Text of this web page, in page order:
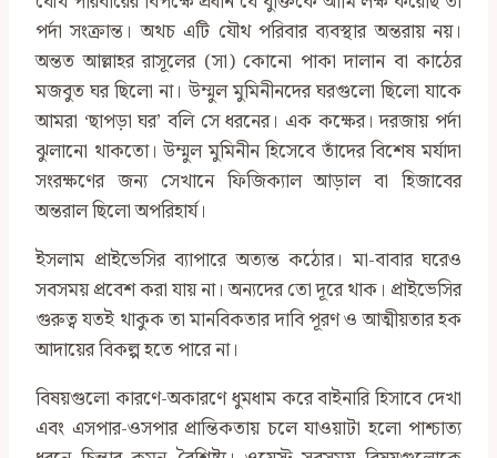
পর্দা সংক্রান্ত। অথচ এটি যৌথ পরিবার ব্যবস্থার অন্তরায় নয়।
অন্তত আল্লাহর রাসূলের (সা) কোনো পাকা দালান বা কাঠের
মজবুত ঘর ছিলো না। উম্মুল মুমিনীনদের ঘরগুলো ছিলো যাকে
আমরা ‘ছাপড়া ঘর’ বলি সে ধরনের। এক কক্ষের। দরজায় পর্দা
ঝুলানো থাকতো। উম্মুল মুমিনীন হিসেবে তাঁদের বিশেষ মর্যাদা
সংরক্ষণের জন্য সেখানে ফিজিক্যাল আড়াল বা হিজাবের
অন্তরাল ছিলো অপরিহার্য।
ইসলাম প্রাইভেসির ব্যাপারে অত্যন্ত কঠোর। মা-বাবার ঘরেও
সবসময় প্রবেশ করা যায় না। অন্যদের তো দূরে থাক। প্রাইভেসির
গুরুত্ব যতই থাকুক তা মানবিকতার দাবি পূরণ ও আত্মীয়তার হক
আদায়ের বিকল্প হতে পারে না।
বিষয়গুলো কারণে-অকারণে ধুমধাম করে বাইনারি হিসাবে দেখা
এবং এসপার-ওসপার প্রান্তিকতায় চলে যাওয়াটা হলো পাশ্চাত্য